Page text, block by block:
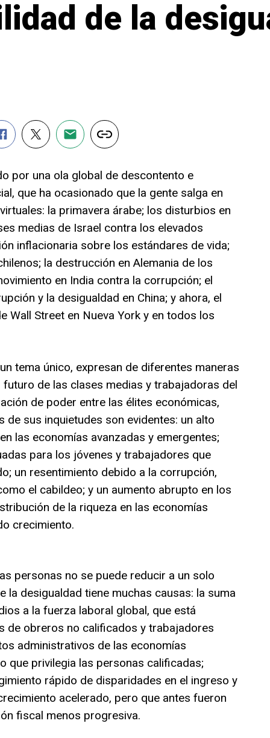
de la
por una ola global de descontento e
que ha ocasionado que la gente salga en
la primavera árabe; los disturbios en
medias de Israel contra los elevados
inflacionaria sobre los estándares de vida;
la destrucción en Alemania de los
en India contra la corrupción; el
y la desigualdad en China; y ahora, el
Wall Street en Nueva York y en todos los
tema único, expresan de diferentes maneras
de las clases medias y trabajadoras del
de poder entre las élites económicas,
sus inquietudes son evidentes: un alto
las economías avanzadas y emergentes;
para los jóvenes y trabajadores que
un resentimiento debido a la corrupción,
el cabildeo; y un aumento abrupto en los
de la riqueza en las economías
crecimiento.
personas no se puede reducir a un solo
la desigualdad tiene muchas causas: la suma
a la fuerza laboral global, que está
de obreros no calificados y trabajadores
administrativos de las economías
que privilegia las personas calificadas;
rápido de disparidades en el ingreso y
acelerado, pero que antes fueron
fiscal menos progresiva.